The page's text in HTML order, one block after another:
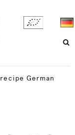
German